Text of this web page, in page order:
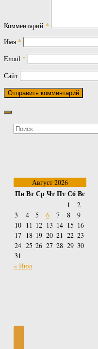
Комментарий *
Имя *
Email *
Сайт
Найти:
Август 2026
ПнВтСрЧтПтСбВс
1
2
3
4 5 6 7 8
9
10 11 12 13 14 15 16
17 18 19 20 21 22 23
24 25 26 27 28 29 30
31
« Июл